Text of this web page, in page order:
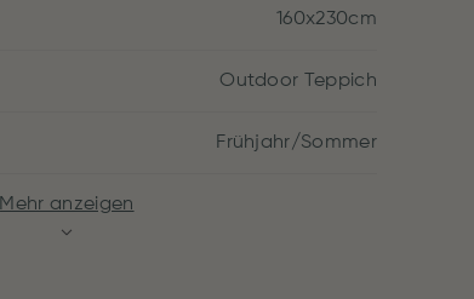
160x230cm
Outdoor Teppich
Frühjahr/Sommer
Mehr anzeigen